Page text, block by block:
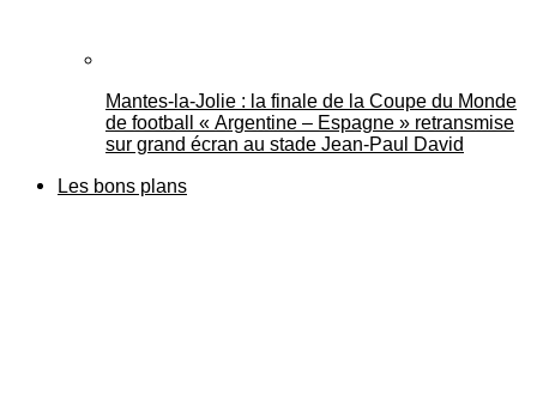
Mantes-la-Jolie : la finale de la Coupe du Monde
de football « Argentine – Espagne » retransmise
sur grand écran au stade Jean-Paul David
Les bons plans